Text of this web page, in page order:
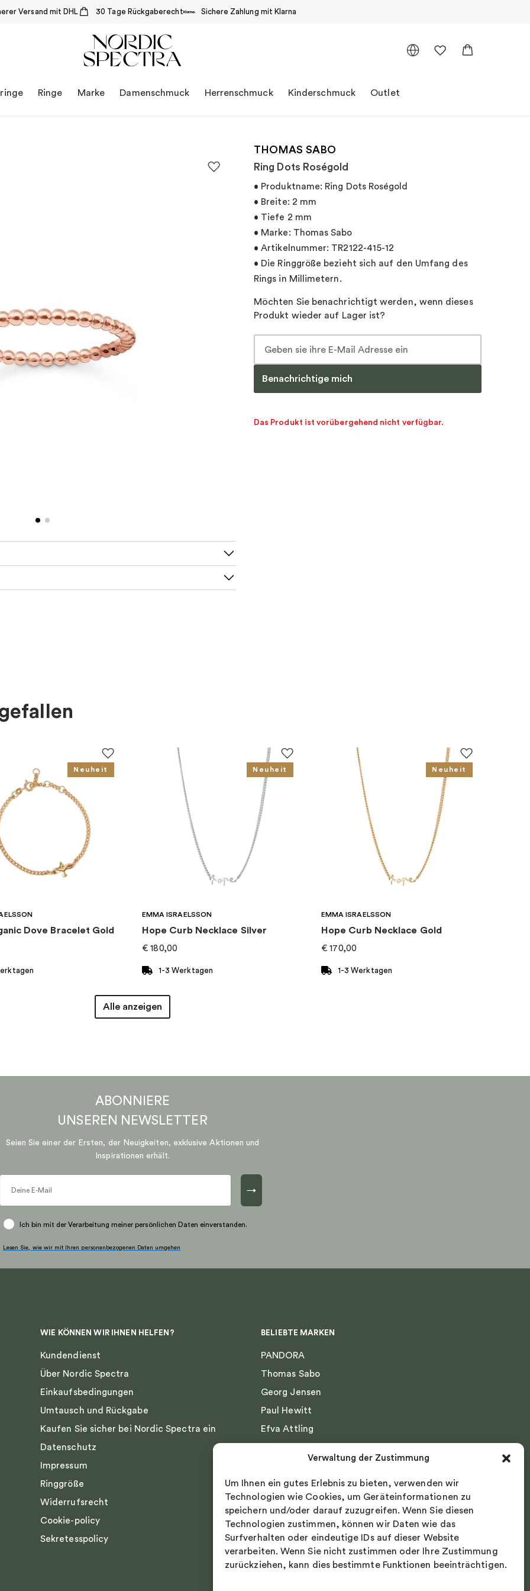
Verwaltung der Zustimmung
Um Ihnen ein gutes Erlebnis zu bieten, verwenden wir
Technologien wie Cookies, um Geräteinformationen zu
speichern und/oder darauf zuzugreifen. Wenn Sie diesen
Technologien zustimmen, können wir Daten wie das
Surfverhalten oder eindeutige IDs auf dieser Website
verarbeiten. Wenn Sie nicht zustimmen oder Ihre Zustimmung
zurückziehen, kann dies bestimmte Funktionen beeinträchtigen.
Versand mit DHL 30 Tage Rückgaberecht Sichere Zahlung mit Klarna
Ringe Marke Damenschmuck Herrenschmuck Kinderschmuck Outlet
THOMAS SABO
Ring Dots Roségold
• Produktname: Ring Dots Roségold
• Breite: 2 mm
• Tiefe 2 mm
• Marke: Thomas Sabo
• Artikelnummer: TR2122-415-12
• Die Ringgröße bezieht sich auf den Umfang des
Rings in Millimetern.
Möchten Sie benachrichtigt werden, wenn dieses
Produkt wieder auf Lager ist?
Benachrichtige mich
Das Produkt ist vorübergehend nicht verfügbar.
Neuheit
Dove Bracelet Gold
Neuheit
EMMA ISRAELSSON
Hope Curb Necklace Silver
€ 180,00
1-3 Werktagen
Neuheit
EMMA ISRAELSSON
Hope Curb Necklace Gold
€ 170,00
1-3 Werktagen
Alle anzeigen
ABONNIERE
UNSEREN NEWSLETTER
Seien Sie einer der Ersten, der Neuigkeiten, exklusive Aktionen und
Inspirationen erhält.
→
Ich bin mit der Verarbeitung meiner persönlichen Daten einverstanden.
Lesen Sie, wie wir mit Ihren personenbezogenen Daten umgehen
WIE KÖNNEN WIR IHNEN HELFEN?
Kundendienst
Über Nordic Spectra
Einkaufsbedingungen
Umtausch und Rückgabe
Kaufen Sie sicher bei Nordic Spectra ein
Datenschutz
Impressum
Ringgröße
Widerrufsrecht
Cookie-policy
Sekretesspolicy
BELIEBTE MARKEN
PANDORA
Thomas Sabo
Georg Jensen
Paul Hewitt
Efva Attling
Nordic Spectra